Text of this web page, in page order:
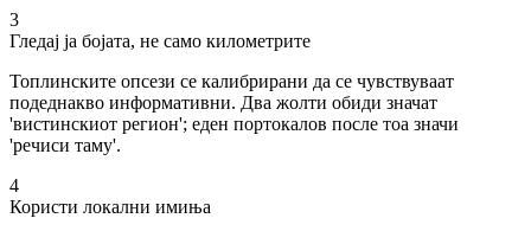
3
Гледај ја бојата, не само километрите
Топлинските опсези се калибрирани да се чувствуваат
подеднакво информативни. Два жолти обиди значат
'вистинскиот регион'; еден портокалов после тоа значи
'речиси таму'.
4
Користи локални имиња